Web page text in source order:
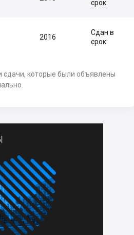
срок
2016
Сдан в
срок
сдачи, которые были объявлены